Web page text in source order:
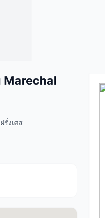
Marechal
รั่งเศส